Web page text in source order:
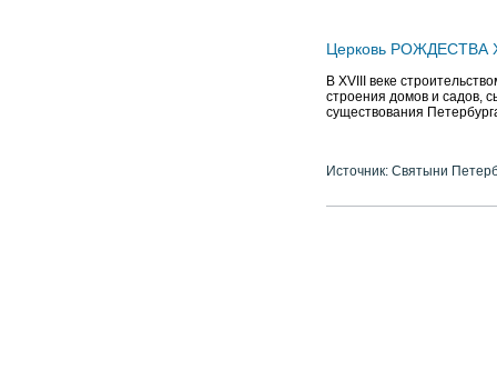
Церковь РОЖДЕСТВА
В XVIII веке
строения домов и садов,
существования
Источник: Святыни